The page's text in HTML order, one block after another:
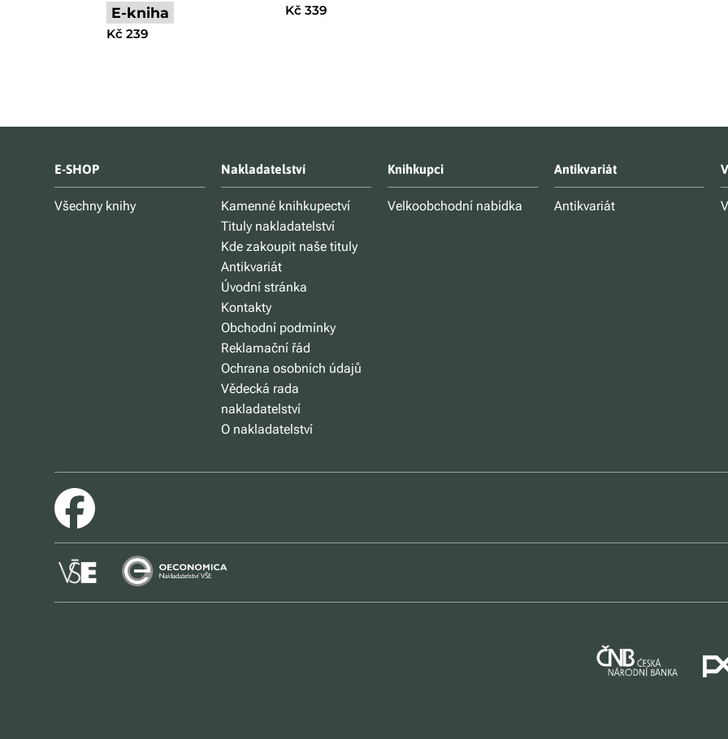
E-kniha
Kč 239
Kč 339
E-SHOP
Všechny knihy
Nakladatelství
Kamenné knihkupectví
Tituly nakladatelství
Kde zakoupit naše tituly
Antikvariát
Úvodní stránka
Kontakty
Obchodní podmínky
Reklamační řád
Ochrana osobních údajů
Vědecká rada
nakladatelství
O nakladatelství
Knihkupci
Velkoobchodní nabídka
Antikvariát
Antikvariát